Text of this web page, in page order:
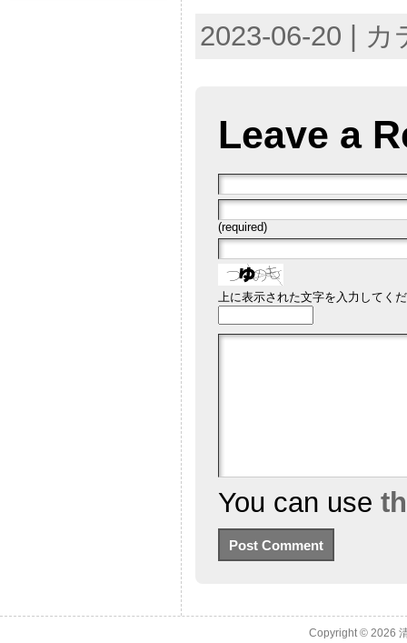
2023-06-20 |
Leave a
(required)
上に表示された文字を入力してく
You can use
Copyright © 2026